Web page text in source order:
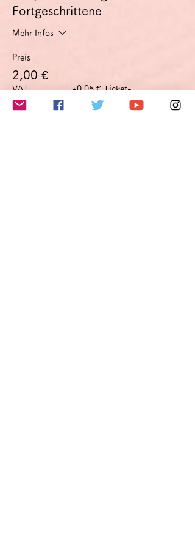
Fortgeschrittene
Mehr Infos
Preis
2,00 €
VAT
inbegriffen
+0,05 € Ticket-
Servicegebühr